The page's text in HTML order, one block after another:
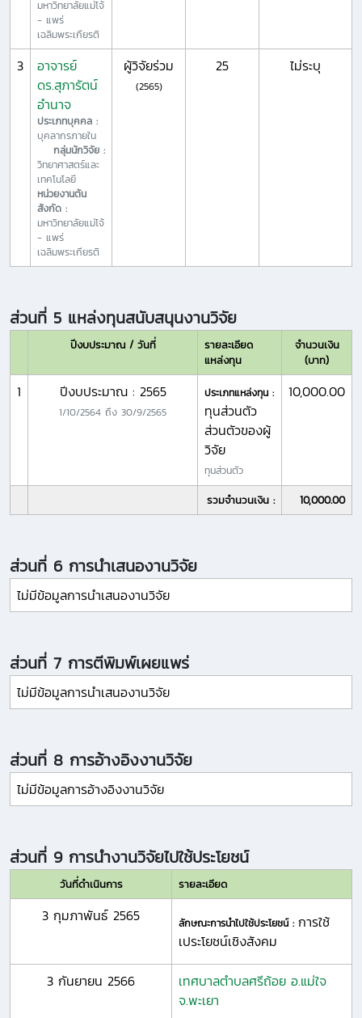
มหาวิทยาลัยแม่โจ้
- แพร่
เฉลิมพระเกียรติ
3
อาจารย์
ดร.สุภารัตน์
อำนาจ
ประเภทบุคคล :
บุคลากรภายใน
กลุ่มนักวิจัย :
วิทยาศาสตร์และ
เทคโนโลยี
หน่วยงานต้น
สังกัด :
มหาวิทยาลัยแม่โจ้
- แพร่
เฉลิมพระเกียรติ
ผู้วิจัยร่วม
(2565)
25 ไม่ระบุ
ส่วนที่ 5 แหล่งทุนสนับสนุนงานวิจัย
ปีงบประมาณ / วันที่
รายละเอียด
แหล่งทุน
จำนวนเงิน
(บาท)
1 ปีงบประมาณ : 2565
1/10/2564 ถึง 30/9/2565
ประเภทแหล่งทุน :
ทุนส่วนตัว
ส่วนตัวของผู้
วิจัย
ทุนส่วนตัว
10,000.00
รวมจำนวนเงิน : 10,000.00
ส่วนที่ 6 การนำเสนองานวิจัย
ไม่มีข้อมูลการนำเสนองานวิจัย
ส่วนที่ 7 การตีพิมพ์เผยแพร่
ไม่มีข้อมูลการนำเสนองานวิจัย
ส่วนที่ 8 การอ้างอิงงานวิจัย
ไม่มีข้อมูลการอ้างอิงงานวิจัย
ส่วนที่ 9 การนำงานวิจัยไปใช้ประโยชน์
วันที่ดำเนินการ รายละเอียด
3 กุมภาพันธ์ 2565 ลักษณะการนำไปใช้ประโยชน์ : การใช้
เประโยชน์เชิงสังคม
3 กันยายน 2566
เทศบาลตำบลศรีถ้อย อ.แม่ใจ
จ.พะเยา